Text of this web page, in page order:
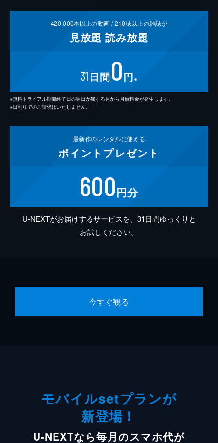
420,000本以上の動画 /210誌以上の雑誌が
見放題 読み放題
31 日間0円 ※
※無料トライアル期間終了日の翌日が属する月から月額料金が発生します。
※日割りでのご請求はいたしません。
最新作のレンタルに使える
ポイント プレゼント
600円分
U-NEXTがお届けするサービスを、31日間ゆっくりと
お試しください。
今すぐ観る
モバイルsetプランが
新登場！
U-NEXTなら毎月のスマホ代が